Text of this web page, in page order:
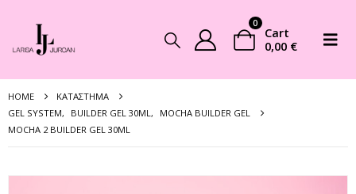
0
Cart
0,00 €
HOME
ΚΑΤΆΣΤΗΜΑ
GEL SYSTEM, BUILDER GEL 30ML,
MOCHA BUILDER GEL
MOCHA 2 BUILDER GEL 30ML